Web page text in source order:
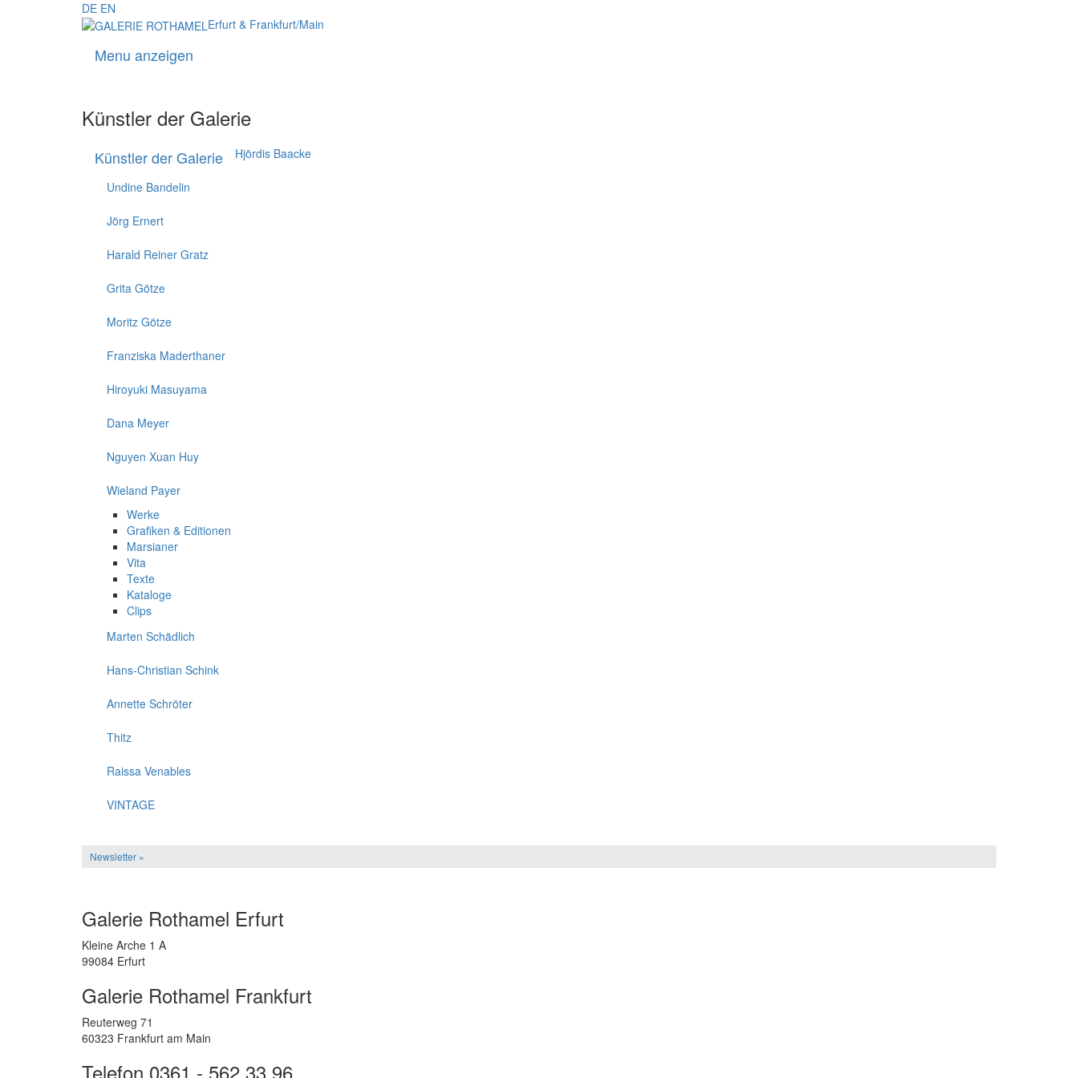
DE EN
Erfurt & Frankfurt/Main
Menu anzeigen
Künstler der Galerie
Künstler der Galerie Hjördis Baacke
Undine Bandelin
Jörg Ernert
Harald Reiner Gratz
Grita Götze
Moritz Götze
Franziska Maderthaner
Hiroyuki Masuyama
Dana Meyer
Nguyen Xuan Huy
Wieland Payer
Werke
Grafiken & Editionen
Marsianer
Vita
Texte
Kataloge
Clips
Marten Schädlich
Hans-Christian Schink
Annette Schröter
Thitz
Raissa Venables
VINTAGE
Newsletter »
Galerie Rothamel Erfurt
Kleine Arche 1 A
99084 Erfurt
Galerie Rothamel Frankfurt
Reuterweg 71
60323 Frankfurt am Main
Telefon 0361 - 562 33 96